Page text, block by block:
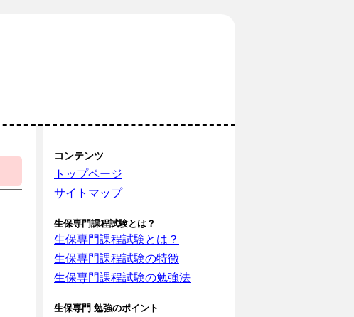
コンテンツ
トップページ
サイトマップ
生保専門課程試験とは？
生保専門課程試験とは？
生保専門課程試験の特徴
生保専門課程試験の勉強法
生保専門 勉強のポイント